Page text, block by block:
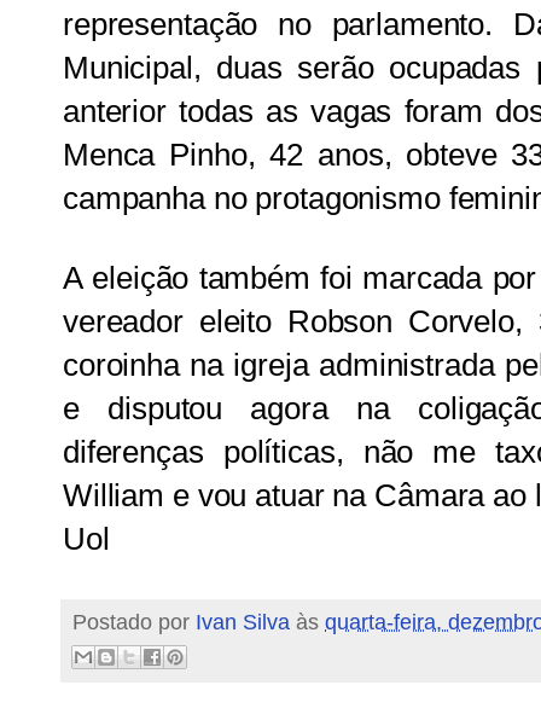
representação no parlamento.
Municipal, duas serão
anterior todas as vagas foram
Menca Pinho, 42 anos, obteve
campanha no protagonismo
A eleição também foi marcada
vereador eleito Robson
coroinha na igreja administrada
e disputou agora na
diferenças políticas, não me
William e vou atuar na Câmara ao
Uol
Postado por Ivan Silva às quarta-feira,